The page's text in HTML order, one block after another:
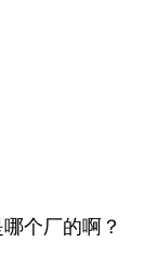
个厂的啊？